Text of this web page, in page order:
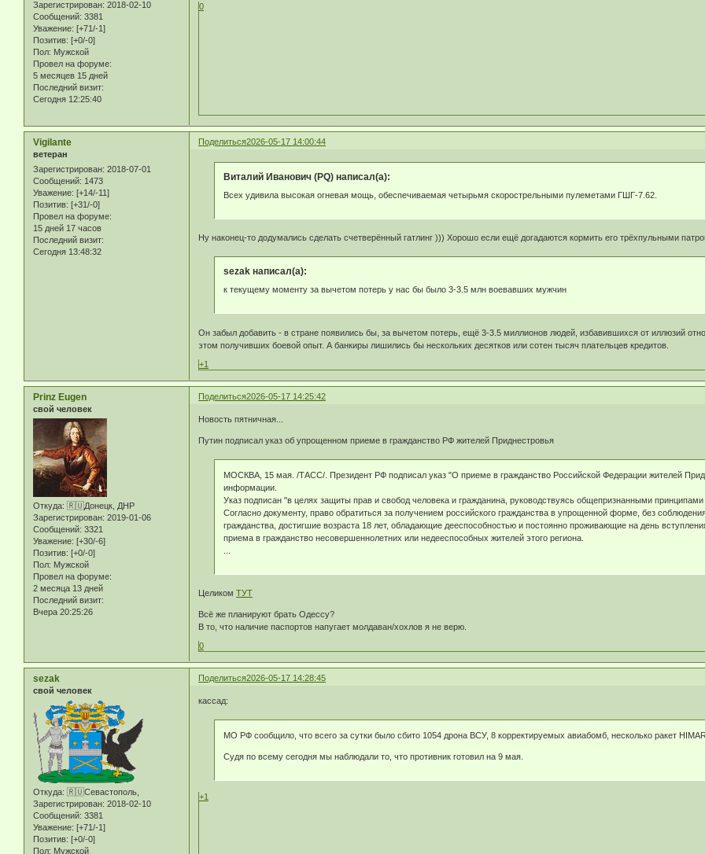
Зарегистрирован: 2018-02-10
Сообщений: 3381
Уважение: [+71/-1]
Позитив: [+0/-0]
Пол: Мужской
Провел на форуме:
5 месяцев 15 дней
Последний визит:
Сегодня 12:25:40
0
Поделиться2026-05-17 14:00:44
Vigilante
ветеран
Зарегистрирован: 2018-07-01
Сообщений: 1473
Уважение: [+14/-11]
Позитив: [+31/-0]
Провел на форуме:
15 дней 17 часов
Последний визит:
Сегодня 13:48:32
Виталий Иванович (PQ) написал(а):
Всех удивила высокая огневая мощь, обеспечиваемая четырьмя скорострельными пулеметами ГШГ-7.62.
Ну наконец-то додумались сделать счетверённый гатлинг ))) Хорошо если ещё догадаются кормить его трёхпульными
sezak написал(а):
к текущему моменту за вычетом потерь у нас бы было 3-3.5 млн воевавших мужчин
Он забыл добавить - в стране появились бы, за вычетом потерь, ещё 3-3.5 миллионов людей, избавившихся от иллюзий
этом получивших боевой опыт. А банкиры лишились бы нескольких десятков или сотен тысяч плательцев кредитов.
+1
Поделиться2026-05-17 14:25:42
Prinz Eugen
свой человек
Откуда: 🇷🇺Донецк, ДНР
Зарегистрирован: 2019-01-06
Сообщений: 3321
Уважение: [+30/-6]
Позитив: [+0/-0]
Пол: Мужской
Провел на форуме:
2 месяца 13 дней
Последний визит:
Вчера 20:25:26
Новость пятничная...
Путин подписал указ об упрощенном приеме в гражданство РФ жителей Приднестровья
МОСКВА, 15 мая. /ТАСС/. Президент РФ подписал указ "О приеме в гражданство Российской Федерации жителей
информации.
Указ подписан "в целях защиты прав и свобод человека и гражданина, руководствуясь общепризнанными
Согласно документу, право обратиться за получением российского гражданства в упрощенной форме, без
гражданства, достигшие возраста 18 лет, обладающие дееспособностью и постоянно проживающие на день
приема в гражданство несовершеннолетних или недееспособных жителей этого региона.
ЦеликомТУТ
Всё же планируют брать Одессу?
В то, что наличие паспортов напугает молдаван/хохлов я не верю.
0
Поделиться2026-05-17 14:28:45
sezak
свой человек
Откуда: 🇷🇺Севастополь,
Зарегистрирован: 2018-02-10
Сообщений: 3381
Уважение: [+71/-1]
Позитив: [+0/-0]
Пол: Мужской
кассад:
МО РФ сообщило, что всего за сутки было сбито 1054 дрона ВСУ, 8 корректируемых авиабомб, несколько ракет
Судя по всему сегодня мы наблюдали то, что противник готовил на 9 мая.
+1